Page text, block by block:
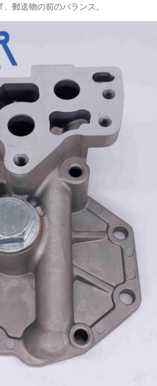
郵送物の前のバランス。